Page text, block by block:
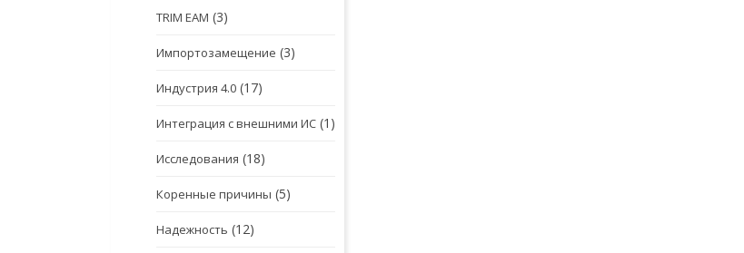
TRIM EAM (3)
Импортозамещение (3)
Индустрия 4.0 (17)
Интеграция с внешними ИС (1)
Исследования (18)
Коренные причины (5)
Надежность (12)